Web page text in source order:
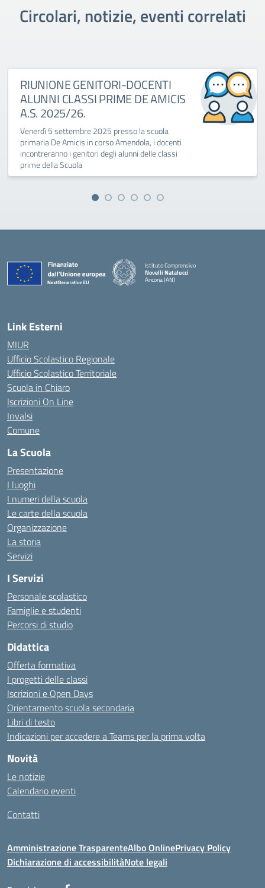
Circolari, notizie, eventi correlati
RIUNIONE GENITORI-DOCENTI
ALUNNI CLASSI PRIME DE AMICIS
A.S. 2025/26.
Venerdì 5 settembre 2025 presso la scuola
primaria De Amicis in corso Amendola, i docenti
incontreranno i genitori degli alunni delle classi
prime della Scuola
Istituto Comprensivo
Novelli Natalucci
Ancona (AN)
Link Esterni
MIUR
Ufficio Scolastico Regionale
Ufficio Scolastico Territoriale
Scuola in Chiaro
Iscrizioni On Line
Invalsi
Comune
La Scuola
Presentazione
I luoghi
I numeri della scuola
Le carte della scuola
Organizzazione
La storia
Servizi
I Servizi
Personale scolastico
Famiglie e studenti
Percorsi di studio
Didattica
Offerta formativa
I progetti delle classi
Iscrizioni e Open Days
Orientamento scuola secondaria
Libri di testo
Indicazioni per accedere a Teams per la prima volta
Novità
Le notizie
Calendario eventi
Contatti
Amministrazione TrasparenteAlbo OnlinePrivacy Policy
Dichiarazione di accessibilitàNote legali